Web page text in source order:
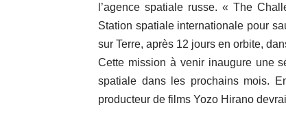
l’agence spatiale russe. « The
Station spatiale internationale pour
sur Terre, après 12 jours en orbite,
Cette mission à venir inaugure une
spatiale dans les prochains mois.
producteur de films Yozo Hirano